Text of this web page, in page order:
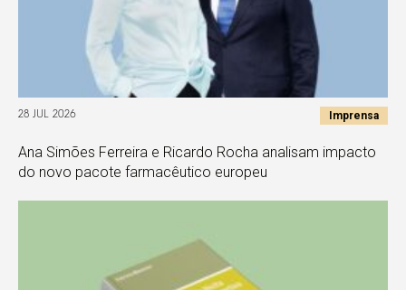
28 JUL 2026 Imprensa
Ana Simões Ferreira e Ricardo Rocha analisam impacto
do novo pacote farmacêutico europeu